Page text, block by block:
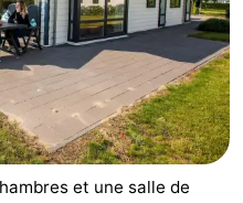
et une salle de